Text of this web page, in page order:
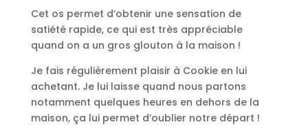
Cet os permet d’obtenir une sensation de
satiété rapide, ce qui est très appréciable
quand on a un gros glouton à la maison !
Je fais régulièrement plaisir à Cookie en lui
achetant. Je lui laisse quand nous partons
notamment quelques heures en dehors de la
maison, ça lui permet d’oublier notre départ !